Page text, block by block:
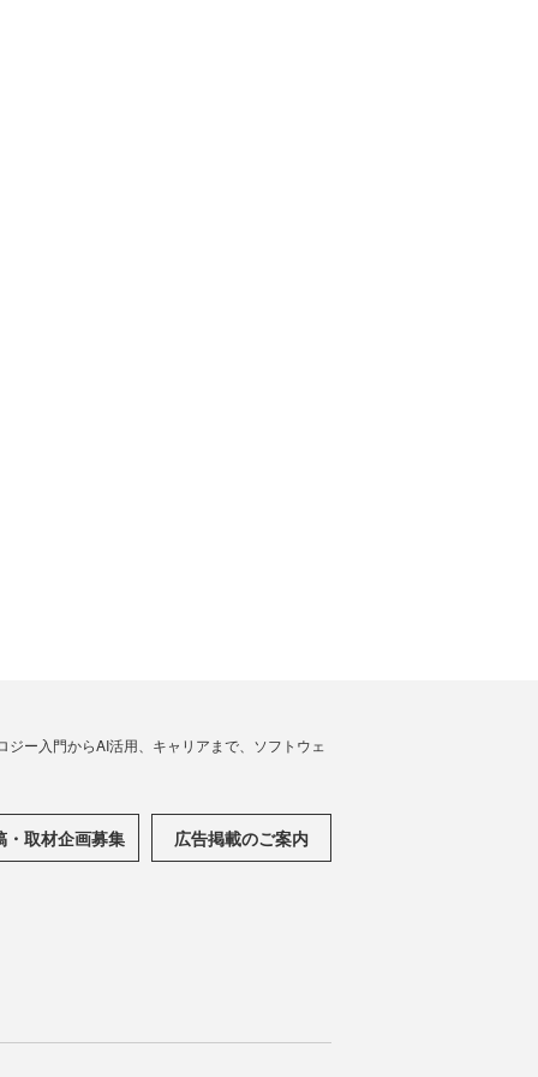
ー入門からAI活用、キャリアまで、ソフトウェ
・取材企画募集 広告掲載のご案内